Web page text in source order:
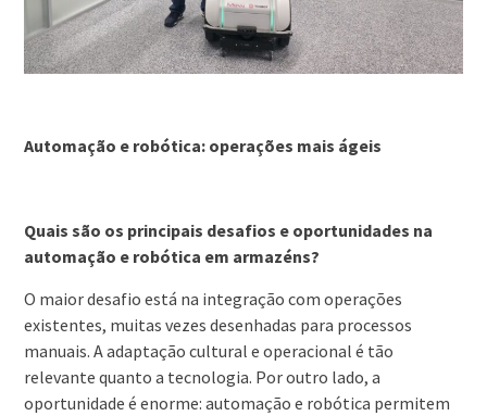
Automação e robótica: operações mais ágeis
Quais são os principais desafios e oportunidades na
automação e robótica em armazéns?
O maior desafio está na integração com operações
existentes, muitas vezes desenhadas para processos
manuais. A adaptação cultural e operacional é tão
relevante quanto a tecnologia. Por outro lado, a
oportunidade é enorme: automação e robótica permitem